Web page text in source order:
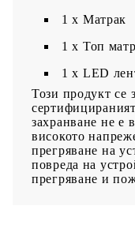
1 x Матрак
1 х Топ
1 x LED
Този продукт се
захранване не е
високото
прегряване на
повреда на
прегряване и